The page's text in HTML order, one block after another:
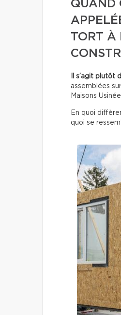
QUAND
TORT À
Il s’agit plutôt
assemblées
Maisons
En quoi
quoi se